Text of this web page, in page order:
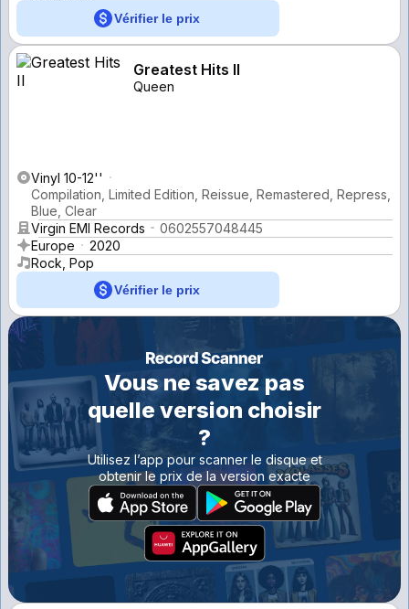
Vérifier le prix
Greatest Hits II
Queen
Vinyl 10-12''
Compilation, Limited Edition, Reissue, Remastered, Repress,
Blue, Clear
Virgin EMI Records
0602557048445
Europe
2020
Rock, Pop
Vérifier le prix
Vous ne savez pas
quelle version choisir
?
Utilisez l’app pour scanner le disque et
obtenir le prix de la version exacte